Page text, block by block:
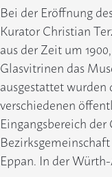
Bei der Eröffnung
Kurator Christian
aus der Zeit um
Glasvitrinen das
ausgestattet
verschiedenen
Eingangsbereich
Eppan. In der